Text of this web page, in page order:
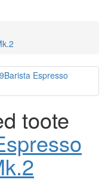
toote